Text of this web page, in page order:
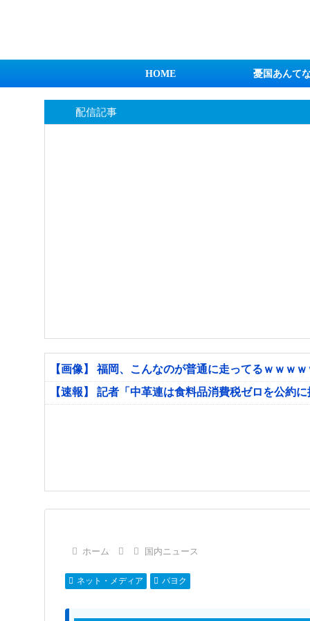
HOME 憂国あんて
配信記事
【画像】 福岡、こんなのが普通に走ってるｗｗｗ
【速報】 記者「中革連は食料品消費税ゼロを公約
ホーム 国内ニュース
ネット・メディア パヨク